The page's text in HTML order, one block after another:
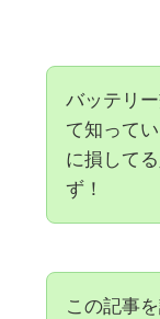
バッテリ
て知って
に損して
ず！
この記事